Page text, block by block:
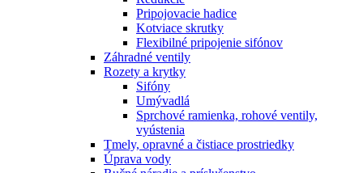
Pripojovacie hadice
Kotviace skrutky
Flexibilné pripojenie sifónov
Záhradné ventily
Rozety a krytky
Sifóny
Umývadlá
Sprchové ramienka, rohové ventily,
vyústenia
Tmely, opravné a čistiace prostriedky
Úprava vody